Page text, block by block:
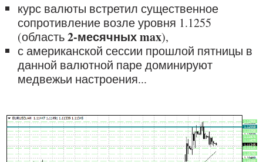
курс валюты встретил существенное
сопротивление возле уровня 1.1255
(область2-месячных max),
с американской сессии прошлой пятницы в
данной валютной паре доминируют
медвежьи настроения...